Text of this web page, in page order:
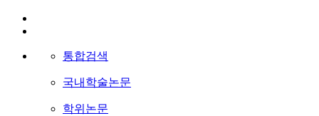
통합검색
국내학술논문
학위논문